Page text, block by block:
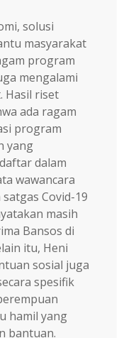
solusi
masyarakat
program
mengalami
Hasil riset
ada ragam
program
yang
dalam
wawancara
Covid-19
masih
Bansos di
itu, Heni
sosial juga
spesifik
hamil yang
bantuan.